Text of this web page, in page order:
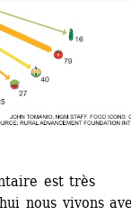
est très
nous vivons